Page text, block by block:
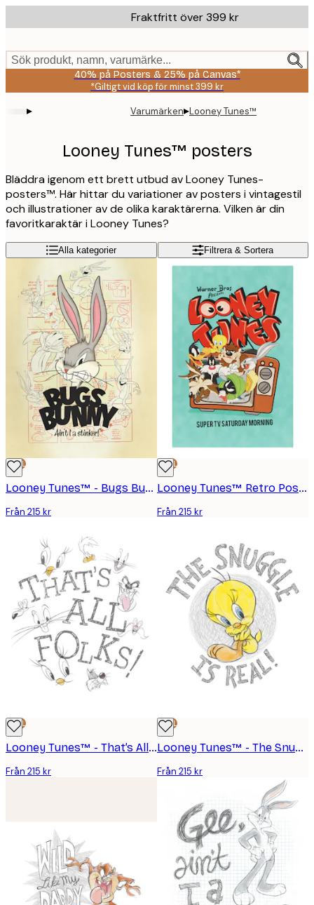
to
content.
Fraktfritt över 399 kr
Sök produkt, namn, varumärke...
40% på Posters & 25% på Canvas*
*Giltigt vid köp för minst 399 kr
▸ Varumärken▸Looney Tunes™
Looney Tunes™ posters
Bläddra igenom ett brett utbud av Looney Tunes-
posters™. Här hittar du variationer av posters i vintagestil
och illustrationer av de olika karaktärerna. Vilken är din
favoritkaraktär i Looney Tunes?
Alla kategorier Filtrera & Sortera
DEAL
Looney Tunes™ - Bugs Bunny Poster
Från 215 kr
DEAL
Looney Tunes™ Retro Poster
Från 215 kr
DEAL
Looney Tunes™ - That’s All Folks Poster
Från 215 kr
DEAL
Looney Tunes™ - The Snuggle is Real Poster
Från 215 kr